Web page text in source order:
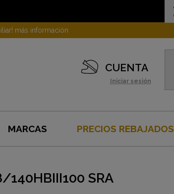
más información
CUENTA
Iniciar sesión
MARCAS PRECIOS REBAJADOS
140HBIII100 SRA